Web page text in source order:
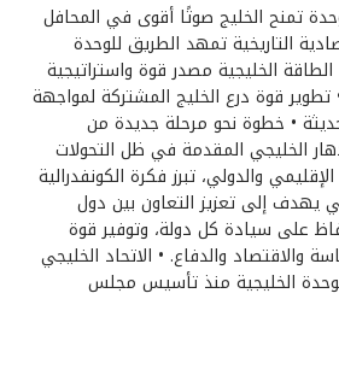
تمنح الخليج صوتًا أقوى في المحافل
التاريخية تمهد الطريق للوحدة
الخليجية مصدر قوة واستراتيجية
تطوير قوة درع الخليج المشتركة لمواجهة
• خطوة نحو مرحلة جديدة من
الخليجي المقدمة في ظل التحولات
والدولي، تبرز فكرة الكونفدرالية
يهدف إلى تعزيز التعاون بين دول
على سيادة كل دولة، وتوفير قوة
والاقتصاد والدفاع. • الاتحاد الخليجي
الخليجية منذ تأسيس مجلس